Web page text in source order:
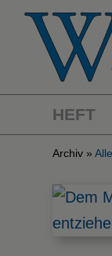
HEFT
Archiv